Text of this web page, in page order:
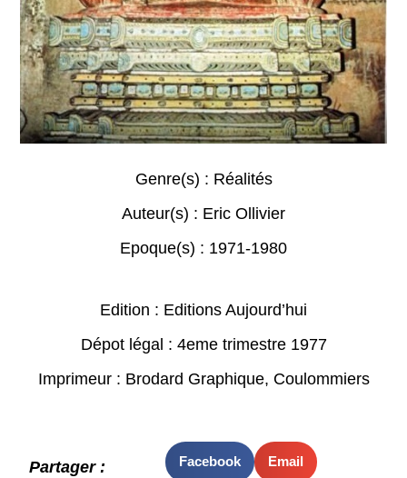
Genre(s) : Réalités
Auteur(s) : Eric Ollivier
Epoque(s) : 1971-1980
Edition : Editions Aujourd’hui
Dépot légal : 4eme trimestre 1977
Imprimeur : Brodard Graphique, Coulommiers
Partager : Facebook Email